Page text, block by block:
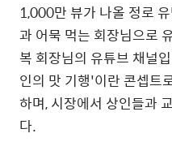
1,000만 뷰가 나올 정로
과 어묵 먹는 회장님으로
복 회장님의 유튜브 채널
인의 맛 기행'이란 콘셉트
하며, 시장에서 상인들과
다.